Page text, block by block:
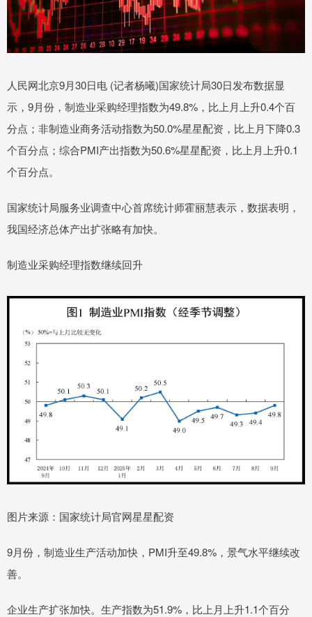
人民网北京9月30日电 (记者杨曦)国家统计局30日发布数据显
示，9月份，制造业采购经理指数为49.8%，比上月上升0.4个百
分点；非制造业商务活动指数为50.0%星星配资，比上月下降0.3
个百分点；综合PMI产出指数为50.6%星星配资，比上月上升0.1
个百分点。
国家统计局服务业调查中心首席统计师霍丽慧表示，数据表明，
我国经济总体产出扩张略有加快。
制造业采购经理指数继续回升
图片来源：国家统计局官网星星配资
9月份，制造业生产活动加快，PMI升至49.8%，景气水平继续改
善。
企业生产扩张加快。生产指数为51.9%，比上月上升1.1个百分